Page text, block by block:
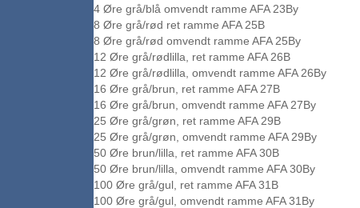
4 Øre grå/blå omvendt ramme AFA 23By
8 Øre grå/rød ret ramme AFA 25B
8 Øre grå/rød omvendt ramme AFA 25By
12 Øre grå/rødlilla, ret ramme AFA 26B
12 Øre grå/rødlilla, omvendt ramme AFA 26By
16 Øre grå/brun, ret ramme AFA 27B
16 Øre grå/brun, omvendt ramme AFA 27By
25 Øre grå/grøn, ret ramme AFA 29B
25 Øre grå/grøn, omvendt ramme AFA 29By
50 Øre brun/lilla, ret ramme AFA 30B
50 Øre brun/lilla, omvendt ramme AFA 30By
100 Øre grå/gul, ret ramme AFA 31B
100 Øre grå/gul, omvendt ramme AFA 31By